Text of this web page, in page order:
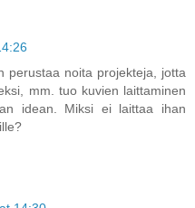
perustaa noita projekteja, jotta
mm. tuo kuvien laittaminen
idean. Miksi ei laittaa ihan